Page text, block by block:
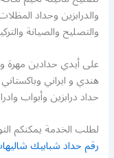
والدرابزين وحداد
والتصليح والصيانة
على أيدي حدادين مهرة
هندي و ايراني
حداد درابزين وأبواب
لطلب الخدمة يمكنكم
رقم حداد شبابيك